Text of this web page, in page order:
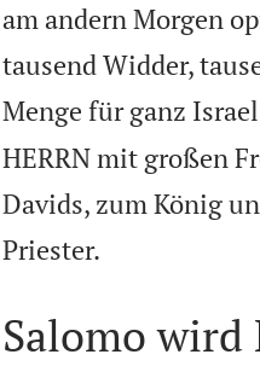
am andern Morgen
tausend Widder,
Menge für ganz
HERRN mit großen
Davids, zum König
Priester.
Salomo wird